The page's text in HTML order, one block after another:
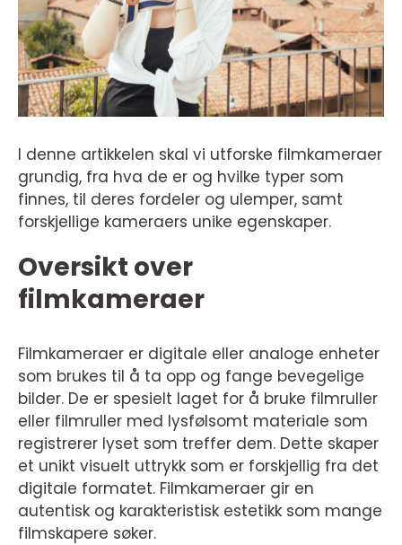
I denne artikkelen skal vi utforske filmkameraer
grundig, fra hva de er og hvilke typer som
finnes, til deres fordeler og ulemper, samt
forskjellige kameraers unike egenskaper.
Oversikt over
filmkameraer
Filmkameraer er digitale eller analoge enheter
som brukes til å ta opp og fange bevegelige
bilder. De er spesielt laget for å bruke filmruller
eller filmruller med lysfølsomt materiale som
registrerer lyset som treffer dem. Dette skaper
et unikt visuelt uttrykk som er forskjellig fra det
digitale formatet. Filmkameraer gir en
autentisk og karakteristisk estetikk som mange
filmskapere søker.